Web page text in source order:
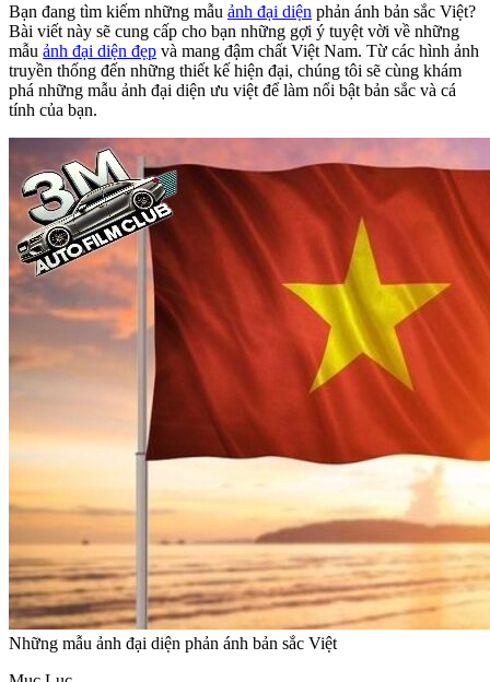
Bạn đang tìm kiếm những mẫu ảnh đại diện phản ánh bản sắc Việt?
Bài viết này sẽ cung cấp cho bạn những gợi ý tuyệt vời về những
mẫu ảnh đại diện đẹp và mang đậm chất Việt Nam. Từ các hình ảnh
truyền thống đến những thiết kế hiện đại, chúng tôi sẽ cùng khám
phá những mẫu ảnh đại diện ưu việt để làm nổi bật bản sắc và cá
tính của bạn.
Những mẫu ảnh đại diện phản ánh bản sắc Việt